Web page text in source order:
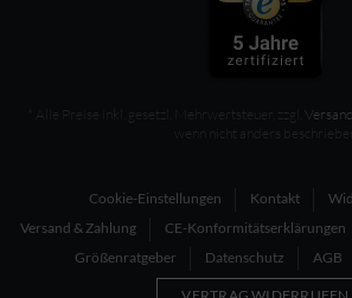
* Alle Preise inkl. gesetzl. Mehrwertsteuer, zzgl.
wenn nicht anders beschrieben
Cookie-Einstellungen Kontakt
Versand & Zahlung
CE-Konformitätserklärungen
Größenratgeber
Datenschutz AGB